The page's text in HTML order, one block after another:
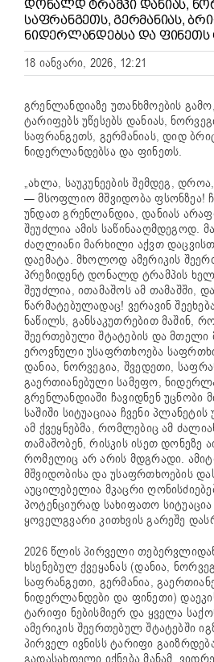
ᲓᲝᲜᲐᲚᲓ ᲢᲠᲐᲛᲞᲘ ᲓᲐᲜᲘᲐᲡ,
ᲡᲐᲤᲠᲐᲜᲒᲔᲗᲡ, ᲒᲔᲠᲛᲐᲜᲘᲐᲡ,
ᲜᲘᲓᲔᲠᲚᲐᲜᲓᲔᲑᲡᲐ ᲓᲐ ᲤᲘᲜᲔᲗᲡ
18 იანვარი, 2026, 12:21
გრენლანდიაზე უთანხმოების
ტარიფებს უწესებს დანიას,
საფრანგეთს, გერმანიას, დიდ
ნიდერლანდებსა და ფინეთს.
„ახლა, საუკუნეების შემდეგ,
— მსოფლიო მშვიდობა ფსონზეა!
უნდათ გრენლანდია, დანიას
შეუძლია ამის საწინააღმდეგოდ.
ძაღლიანი მარხილი აქვთ
დაემატა. მხოლოდ ამერიკის
პრეზიდენტ დონალდ ტრამპის
შეუძლია, ითამაშოს ამ თამაშში,
წარმატებულადაც! ვერავინ
ნაწილს, განსაკუთრებით მაშინ,
შეერთებული შტატების და
ეროვნული უსაფრთხოება
დანია, ნორვეგია, შვედეთი,
გაერთიანებული სამეფო,
გრენლანდიაში ჩავიდნენ უცნობი
საშიში სიტუაციაა ჩვენი
ამ ქვეყნებმა, რომლებიც ამ
თამაშობენ, რისკის ისეთ დონეზე
რომელიც არ არის მდგრადი.
მშვიდობისა და უსაფრთხოების
აუცილებელია მკაცრი
პოტენციურად სახიფათო
ყოველგვარი კითხვის გარეშე
2026 წლის პირველი
ხსენებულ ქვეყანას (დანია,
საფრანგეთი, გერმანია,
ნიდერლანდები და ფინეთი)
ტარიფი ნებისმიერ და ყველა
ამერიკის შეერთებულ შტატებში
პირველ ივნისს ტარიფი